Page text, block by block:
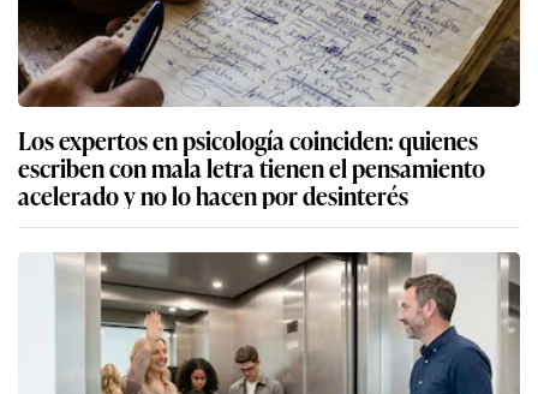
Los expertos en psicología coinciden: quienes
escriben con mala letra tienen el pensamiento
acelerado y no lo hacen por desinterés